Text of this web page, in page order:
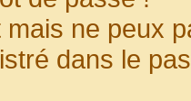
ne peux
dans le